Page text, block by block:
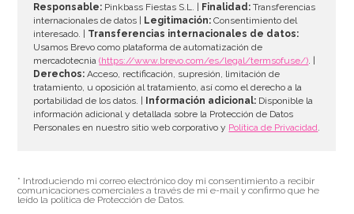
AÑADIR
Responsable: Pinkbass Fiestas S.L. | Finalidad: Transferencias
internacionales de datos |
Legitimación: Consentimiento del
interesado. | Transferencias internacionales de datos:
Usamos Brevo como plataforma de automatización de
mercadotecnia(https://www.brevo.com/es/legal/termsofuse/). |
Derechos: Acceso, rectificación, supresión, limitación de
tratamiento, u oposición al tratamiento, así como el derecho a la
portabilidad de los datos. |
Información adicional: Disponible la
información adicional y detallada sobre la Protección de Datos
Personales en nuestro sitio web corporativo y Política de Privacidad.
* Introduciendo mi correo electrónico doy mi consentimiento a recibir
comunicaciones comerciales a través de mi e-mail y confirmo que he
leído la política de Protección de Datos.